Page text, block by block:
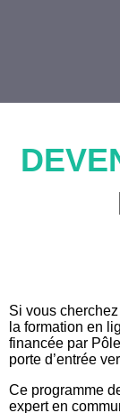
Si vous
la formation en
financée par
porte d’entrée
Ce programme
expert en